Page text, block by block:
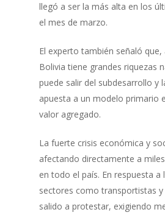
llegó a ser la más alta en los
el mes de marzo.
El experto también señaló que,
Bolivia tiene grandes riquezas
puede salir del subdesarrollo y
apuesta a un modelo primario
valor agregado.
La fuerte crisis económica y
afectando directamente a
en todo el país. En respuesta a
sectores como transportistas
salido a protestar, exigiendo